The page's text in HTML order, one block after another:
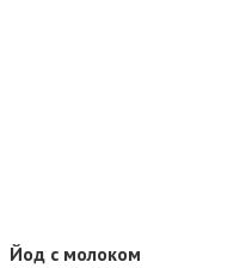
Йод с молоком